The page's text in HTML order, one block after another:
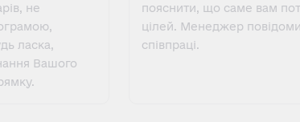
не
ласка,
Вашого
пояснити, що саме вам
цілей. Менеджер
співпраці.